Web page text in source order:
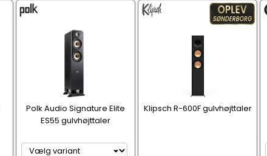
Polk Audio Signature Elite
ES55 gulvhøjttaler
Klipsch R-600F gulvhøjttaler